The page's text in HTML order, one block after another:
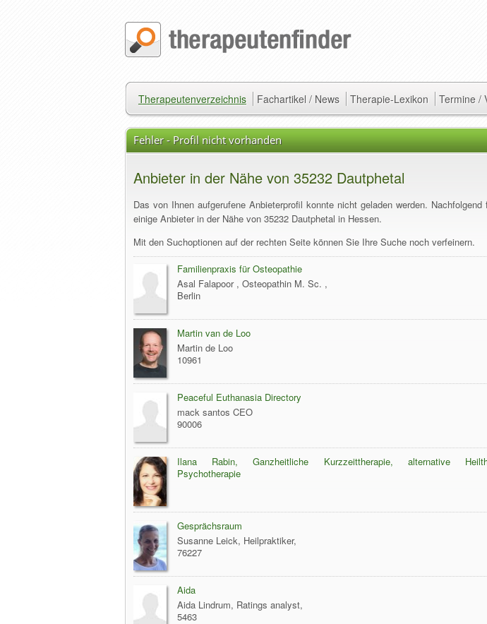
Therapeutenverzeichnis Fachartikel / News Therapie-Lexikon Termine /
Fehler - Profil nicht vorhanden
Anbieter in der Nähe von 35232 Dautphetal
Das von Ihnen aufgerufene Anbieterprofil konnte nicht geladen werden. Nachfolgend
einige Anbieter in der Nähe von 35232 Dautphetal in Hessen.
Mit den Suchoptionen auf der rechten Seite können Sie Ihre Suche noch verfeinern.
Familienpraxis für Osteopathie
Asal Falapoor , Osteopathin M. Sc. ,
Berlin
Martin van de Loo
Martin de Loo
10961
Peaceful Euthanasia Directory
mack santos CEO
90006
Ilana Rabin, Ganzheitliche Kurzzeittherapie, alternative
Psychotherapie
Gesprächsraum
Susanne Leick, Heilpraktiker,
76227
Aida
Aida Lindrum, Ratings analyst,
5463